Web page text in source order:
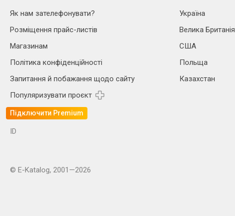
Як нам зателефонувати?
Розміщення прайс-листів
Магазинам
Політика конфіденційності
Запитання й побажання щодо сайту
Популяризувати проєкт
Підключити Premium
Україна
Велика Британія
США
Польща
Казахстан
ID
© E-Katalog, 2001—2026